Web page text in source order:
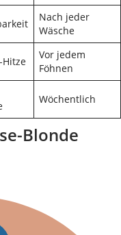
Nach jeder
Wäsche
Hitze
Vor jedem
Föhnen
Wöchentlich
Blonde